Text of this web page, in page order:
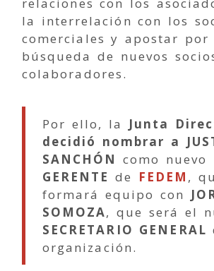
la interrelación con los
comerciales y apostar por
búsqueda de nuevos
colaboradores.
Por ello, la
Junta
decidió nombrar a
SANCHÓN como nuevo
GERENTE de FEDEM ,
formará equipo con
SOMOZA, que será el
SECRETARIO GENERAL
organización.